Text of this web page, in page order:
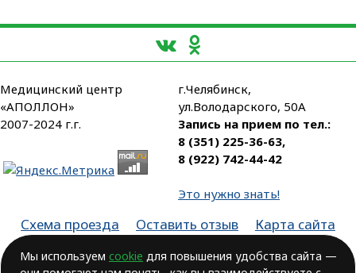
Медицинский центр
«АПОЛЛОН»
2007-2024 г.г.
г.Челябинск,
ул.Володарского, 50А
Запись на прием по тел.:
8 (351) 225-36-63,
8 (922) 742-44-42
Это нужно знать!
Схема проезда Оставить отзыв
Карта сайта
Мы используем cookie для повышения удобства сайта —